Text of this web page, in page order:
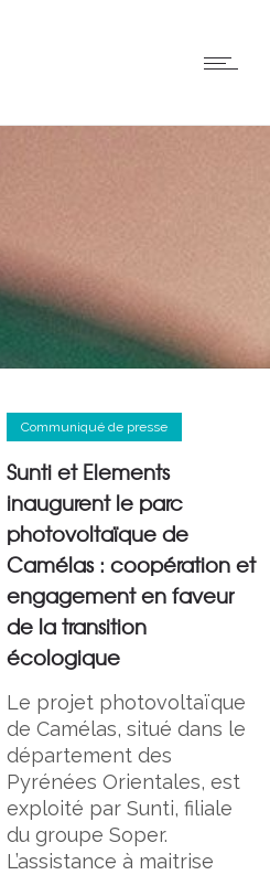
Communiqué de presse
Sunti et Elements
inaugurent le parc
photovoltaïque de
Camélas : coopération et
engagement en faveur
de la transition
écologique
Le projet photovoltaïque
de Camélas, situé dans le
département des
Pyrénées Orientales, est
exploité par Sunti, filiale
du groupe Soper.
L’assistance à maitrise